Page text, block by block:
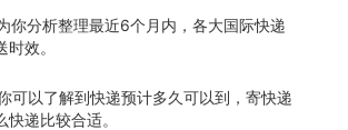
你分析整理最近6个月内，各大国际快递
效。
可以了解到快递预计多久可以到，寄快递
递比较合适。